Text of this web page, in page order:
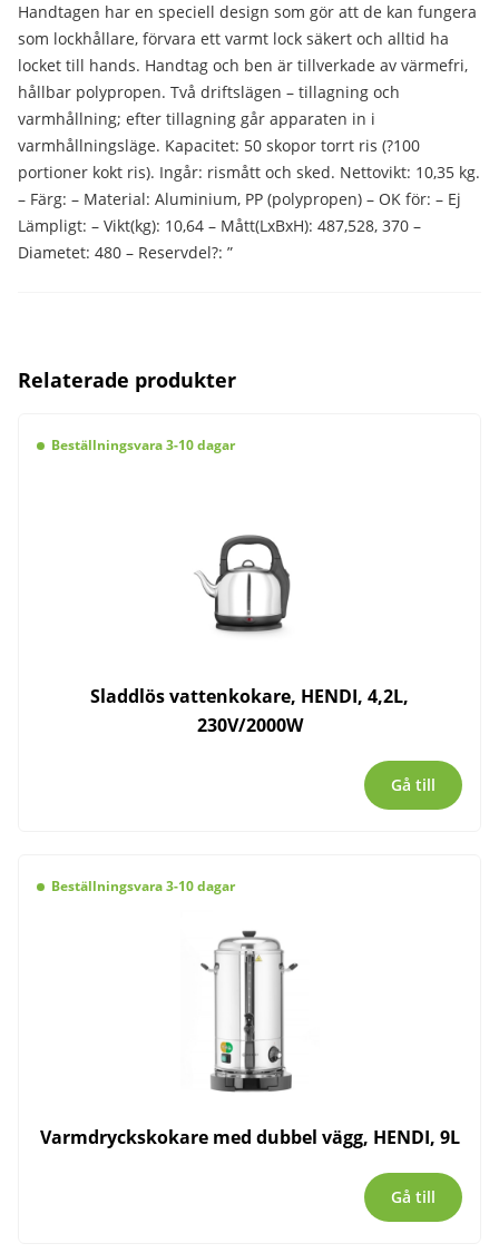
Handtagen har en speciell design som gör att de kan fungera
som lockhållare, förvara ett varmt lock säkert och alltid ha
locket till hands. Handtag och ben är tillverkade av värmefri,
hållbar polypropen. Två driftslägen – tillagning och
varmhållning; efter tillagning går apparaten in i
varmhållningsläge. Kapacitet: 50 skopor torrt ris (?100
portioner kokt ris). Ingår: rismått och sked. Nettovikt: 10,35 kg.
– Färg: – Material: Aluminium, PP (polypropen) – OK för: – Ej
Lämpligt: – Vikt(kg): 10,64 – Mått(LxBxH): 487,528, 370 –
Diametet: 480 – Reservdel?: ”
Relaterade produkter
Beställningsvara 3-10 dagar
Sladdlös vattenkokare, HENDI, 4,2L,
230V/2000W
Gå till
Beställningsvara 3-10 dagar
Varmdryckskokare med dubbel vägg, HENDI, 9L
Gå till